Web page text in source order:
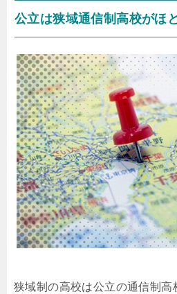
公立は狭域通信制高校がほ
狭域制の高校は公立の通信制高